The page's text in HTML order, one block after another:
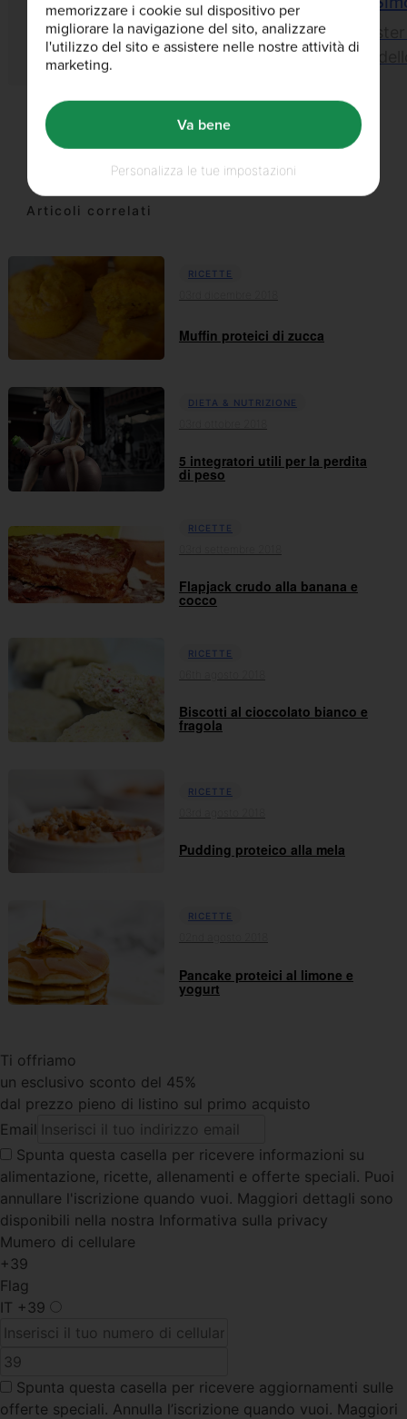
Esperti Interni
Articoli correlati
RICETTE
Muffin proteici di zucca
DIETA & NUTRIZIONE
5 integratori utili per la perdita
di peso
RICETTE
Flapjack crudo alla banana e
cocco
RICETTE
Biscotti al cioccolato bianco e
fragola
RICETTE
Pudding proteico alla mela
RICETTE
Pancake proteici al limone e
yogurt
Ti offriamo
un esclusivo sconto del 45%
dal prezzo pieno di listino sul primo acquisto
Email
Spunta questa casella per ricevere informazioni su
alimentazione, ricette, allenamenti e offerte speciali. Puoi
annullare l'iscrizione quando vuoi. Maggiori dettagli sono
disponibili nella nostra Informativa sulla privacy
Mumero di cellulare
+39
Flag
IT +39
Spunta questa casella per ricevere aggiornamenti sulle
offerte speciali. Annulla l’iscrizione quando vuoi. Maggiori
memorizzare i cookie sul dispositivo per
migliorare la navigazione del sito, analizzare
l'utilizzo del sito e assistere nelle nostre attività di
marketing.
Personalizza le tue impostazioni
Va bene